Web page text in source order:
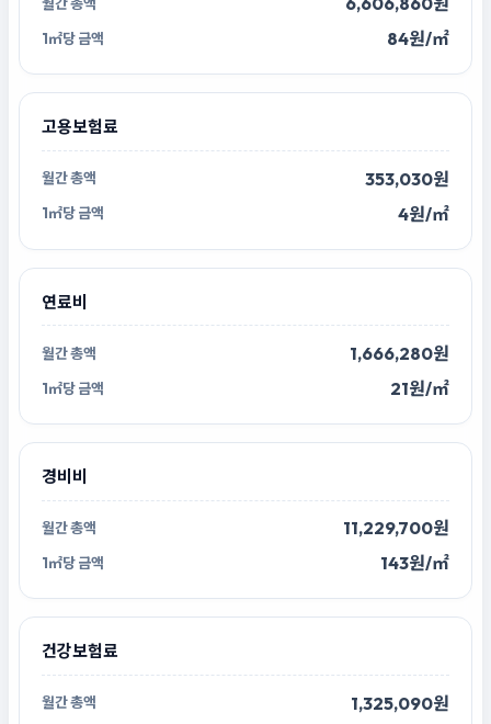
84원/㎡
고용보험료
353,030원
4원/㎡
연료비
1,666,280원
21원/㎡
경비비
11,229,700원
143원/㎡
건강보험료
1,325,090원